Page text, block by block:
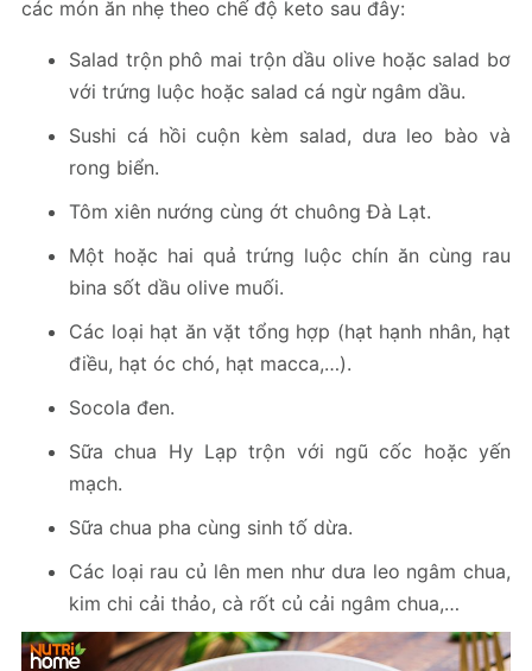
các món ăn nhẹ theo chế độ keto sau đây:
Salad trộn phô mai trộn dầu olive hoặc salad bơ
với trứng luộc hoặc salad cá ngừ ngâm dầu.
Sushi cá hồi cuộn kèm salad, dưa leo bào và
rong biển.
Tôm xiên nướng cùng ớt chuông Đà Lạt.
Một hoặc hai quả trứng luộc chín ăn cùng rau
bina sốt dầu olive muối.
Các loại hạt ăn vặt tổng hợp (hạt hạnh nhân, hạt
điều, hạt óc chó, hạt macca,…).
Socola đen.
Sữa chua Hy Lạp trộn với ngũ cốc hoặc yến
mạch.
Sữa chua pha cùng sinh tố dừa.
Các loại rau củ lên men như dưa leo ngâm chua,
kim chi cải thảo, cà rốt củ cải ngâm chua,…